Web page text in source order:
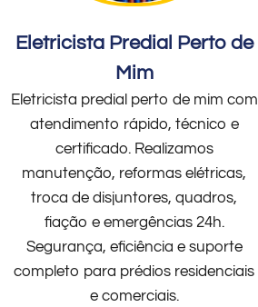
Eletricista Predial Perto de
Mim
Eletricista predial perto de mim com
atendimento rápido, técnico e
certificado. Realizamos
manutenção, reformas elétricas,
troca de disjuntores, quadros,
fiação e emergências 24h.
Segurança, eficiência e suporte
completo para prédios residenciais
e comerciais.